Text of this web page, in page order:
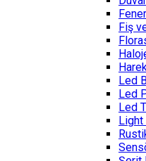
Fener
Fiş
Led
Led
Led
Light